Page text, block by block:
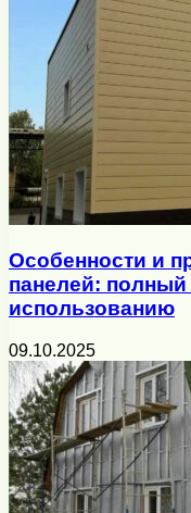
Особенности и
панелей:
использованию
09.10.2025